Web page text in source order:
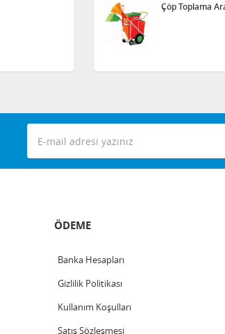
Çöp Toplama
ÖDEME
Banka Hesapları
Gizlilik Politikası
Kullanım Koşulları
Satış Sözleşmesi